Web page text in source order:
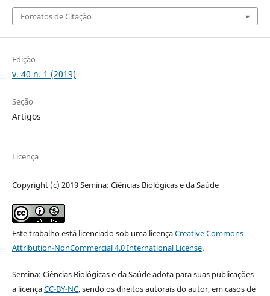
Fomatos de Citação
Edição
v. 40 n. 1 (2019)
Seção
Artigos
Licença
Copyright (c) 2019 Semina: Ciências Biológicas e da Saúde
Este trabalho está licenciado sob uma licençaCreative Commons
Attribution-NonCommercial 4.0 International License.
Semina: Ciências Biológicas e da Saúde adota para suas publicações
a licençaCC-BY-NC, sendo os direitos autorais do autor, em casos de